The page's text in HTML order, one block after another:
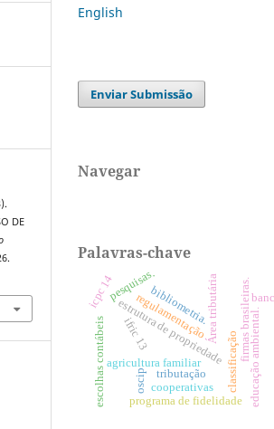
DE
English
Enviar Submissão
Navegar
Palavras-chave
classificação
Área tributária
tributação
estrutura de propriedade firmas brasileiras.
agricultura familiar
bibliometria.
regulamentação
pesquisas.
oscip educação ambiental.
ifric 13
programa de fidelidade
escolhas contábeis
icpc 14
cooperativas